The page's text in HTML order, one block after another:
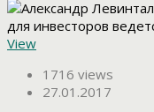
View
1716 views
27.01.2017